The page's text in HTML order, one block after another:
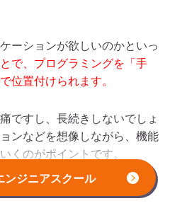
ンジニアスクール
ーションが欲しいのかといっ
で、プログラミングを「手
位置付けられます。
ですし、長続きしないでしょ
ンなどを想像しながら、機能
くのがポイントです。
たい、Webサービスを作り